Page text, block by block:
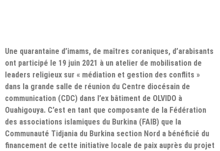
Une quarantaine d’imams, de maîtres coraniques, d’arabisants
ont participé le 19 juin 2021 à un atelier de mobilisation de
leaders religieux sur « médiation et gestion des conflits »
dans la grande salle de réunion du Centre diocésain de
communication (CDC) dans l’ex bâtiment de OLVIDO à
Ouahigouya. C’est en tant que composante de la Fédération
des associations islamiques du Burkina (FAIB) que la
Communauté Tidjania du Burkina section Nord a bénéficié du
financement de cette initiative locale de paix auprès du projet